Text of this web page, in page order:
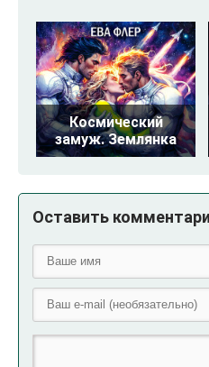
Космический
замуж. Землянка
Оставить